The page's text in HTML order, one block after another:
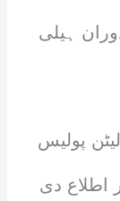
ہیلی
پولیس
اطلاع دی